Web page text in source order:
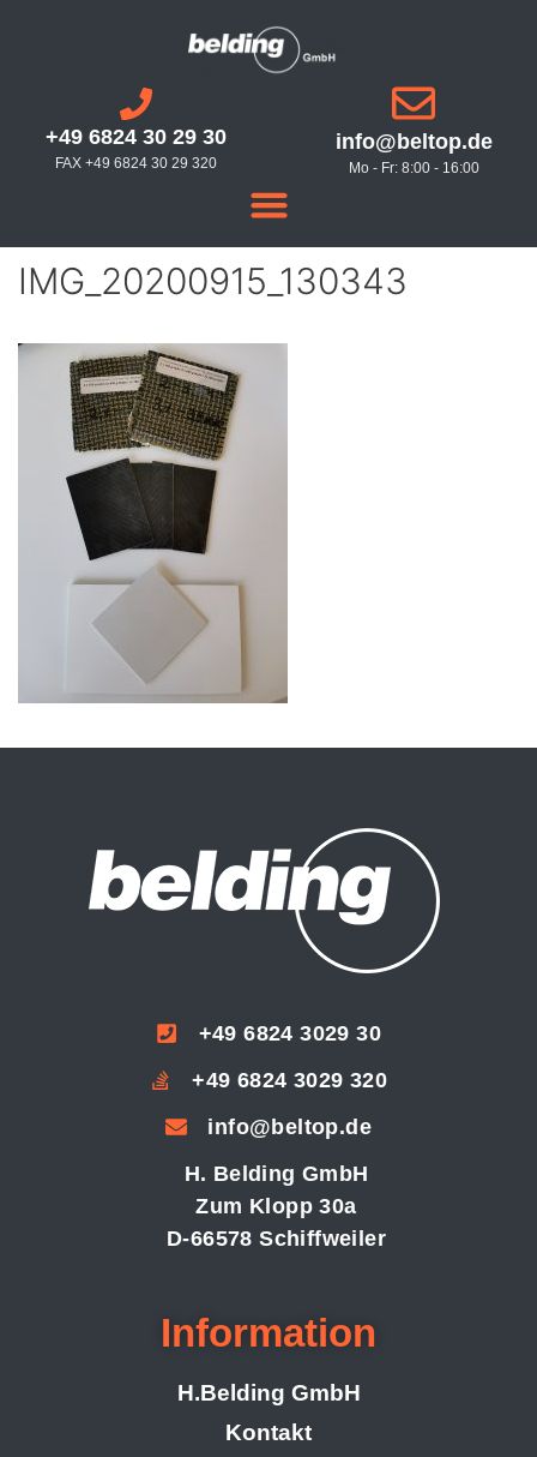
+49 6824 30 29 30
FAX +49 6824 30 29 320
info@beltop.de
Mo - Fr: 8:00 - 16:00
IMG_20200915_130343
+49 6824 3029 30
+49 6824 3029 320
info@beltop.de
H. Belding GmbH
Zum Klopp 30a
D-66578 Schiffweiler
Information
H.Belding GmbH
Kontakt